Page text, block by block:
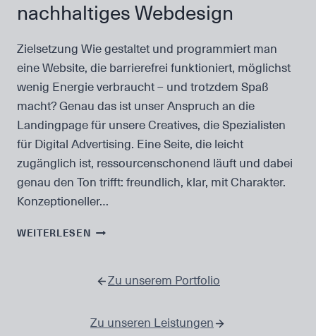
nachhaltiges Webdesign
Zielsetzung Wie gestaltet und programmiert man
eine Website, die barrierefrei funktioniert, möglichst
wenig Energie verbraucht – und trotzdem Spaß
macht? Genau das ist unser Anspruch an die
Landingpage für unsere Creatives, die Spezialisten
für Digital Advertising. Eine Seite, die leicht
zugänglich ist, ressourcenschonend läuft und dabei
genau den Ton trifft: freundlich, klar, mit Charakter.
Konzeptioneller…
WEITERLESEN BARRIEREFREIHEIT
WEBDESIGN
Zu unserem Portfolio
Zu unseren Leistungen